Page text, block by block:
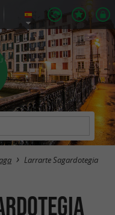
Larrarte Sagardotegia